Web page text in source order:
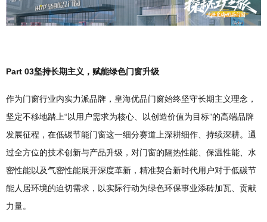
Part 03坚持长期主义，赋能绿色门窗升级
作为门窗行业内实力派品牌，皇海优品门窗始终坚守长期主义理念，
坚定不移地踏上“以用户需求为核心、以创造价值为目标”的高端品牌
发展征程，在低碳节能门窗这一细分赛道上深耕细作、持续深耕。通
过全方位的技术创新与产品升级，对门窗的隔热性能、保温性能、水
密性能以及气密性能展开深度革新，精准契合新时代用户对于低碳节
能人居环境的迫切需求，以实际行动为绿色环保事业添砖加瓦、贡献
力量。